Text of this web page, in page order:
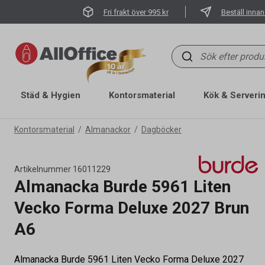
Fri frakt över 995 kr Beställ
Städ & Hygien Kontorsmaterial Kök &
Kontorsmaterial Almanackor Dagböcker
Artikelnummer 16011229
Almanacka Burde 5961 Liten
Vecko Forma Deluxe 2027 Brun
A6
Almanacka Burde 5961 Liten Vecko Forma Deluxe 2027